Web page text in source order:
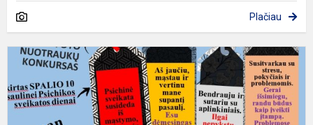
Plačiau